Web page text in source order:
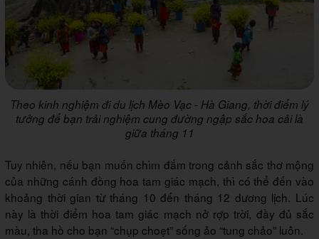
Theo kinh nghiệm đi du lịch Mèo Vạc - Hà Giang, thời điểm lý
tưởng để bạn trải nghiệm cung đường ngập sắc hoa cải là
giữa tháng 11
Tuy nhiên, nếu bạn muốn chìm đắm trong cảnh sắc thơ mộng
của những cánh đồng hoa tam giác mạch, thì có thể đến vào
khoảng thời gian từ tháng 10 đến tháng 12 dương lịch. Lúc
này là thời điểm hoa tam giác mạch nở rợp trời, đầy đủ sắc
màu, tha hồ cho bạn “chụp choẹt” sống ảo “tung chảo” luôn.